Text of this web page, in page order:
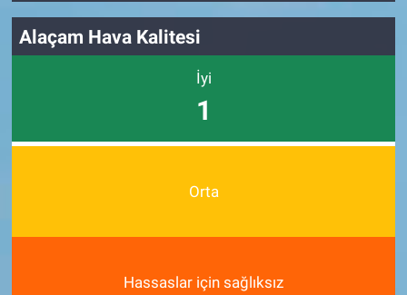
Alaçam Hava Kalitesi
İyi
1
Orta
Hassaslar için sağlıksız